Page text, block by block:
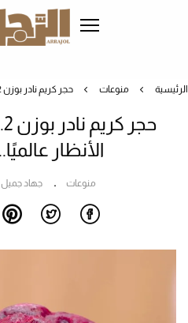
الرئيسية منوعات حجر كريم نادر بوزن 2.2 كيلوغرام يخطف الأنظار عالميًا.. ما القصة؟
الأنظار
منوعات جهاد جميل